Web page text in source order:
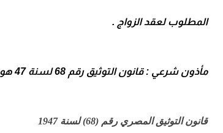
المطلوب لعقد الزواج .
مأذون شرعي : قانون التوثيق رقم 68 لسنة 47 هو اول قانون خاص بالتوثيق في مصر .
قانون التوثيق المصري رقم (68) لسنة 1947